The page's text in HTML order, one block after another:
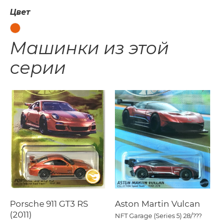
Цвет
Машинки из этой
серии
Porsche 911 GT3 RS
(2011)
Aston Martin Vulcan
NFT Garage (Series 5) 28/???